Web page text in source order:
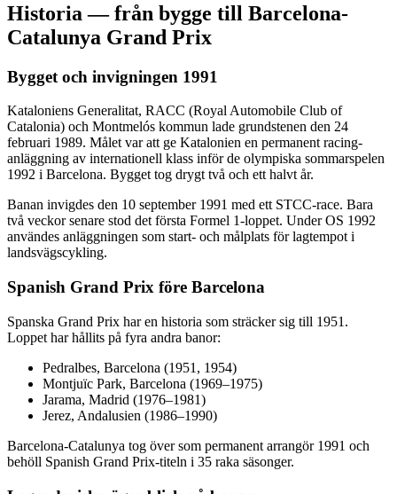
Historia — från bygge till Barcelona-
Catalunya Grand Prix
Bygget och invigningen 1991
Kataloniens Generalitat, RACC (Royal Automobile Club of
Catalonia) och Montmelós kommun lade grundstenen den 24
februari 1989. Målet var att ge Katalonien en permanent racing-
anläggning av internationell klass inför de olympiska sommarspelen
1992 i Barcelona. Bygget tog drygt två och ett halvt år.
Banan invigdes den 10 september 1991 med ett STCC-race. Bara
två veckor senare stod det första Formel 1-loppet. Under OS 1992
användes anläggningen som start- och målplats för lagtempot i
landsvägscykling.
Spanish Grand Prix före Barcelona
Spanska Grand Prix har en historia som sträcker sig till 1951.
Loppet har hållits på fyra andra banor:
Pedralbes, Barcelona (1951, 1954)
Montjuïc Park, Barcelona (1969–1975)
Jarama, Madrid (1976–1981)
Jerez, Andalusien (1986–1990)
Barcelona-Catalunya tog över som permanent arrangör 1991 och
behöll Spanish Grand Prix-titeln i 35 raka säsonger.